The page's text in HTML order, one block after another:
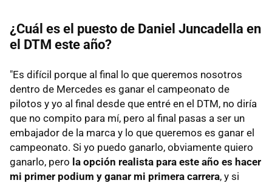
¿Cuál es el puesto de Daniel Juncadella en
el DTM este año?
"Es difícil porque al final lo que queremos nosotros
dentro de Mercedes es ganar el campeonato de
pilotos y yo al final desde que entré en el DTM, no diría
que no compito para mí, pero al final pasas a ser un
embajador de la marca y lo que queremos es ganar el
campeonato. Si yo puedo ganarlo, obviamente quiero
ganarlo, pero la opción realista para este año es hacer
mi primer podium y ganar mi primera carrera, y si